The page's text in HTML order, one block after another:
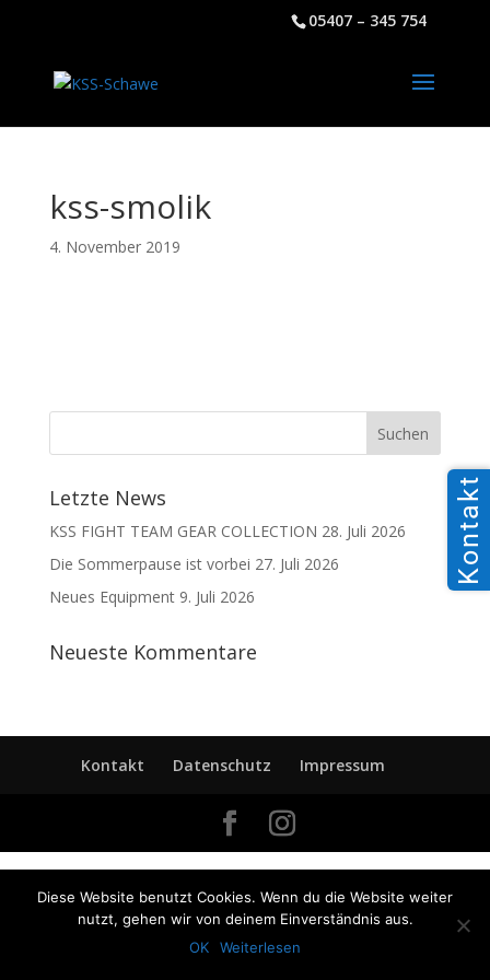
05407 – 345 754
kss-smolik
4. November 2019
Letzte News
KSS FIGHT TEAM GEAR COLLECTION 28. Juli 2026
Die Sommerpause ist vorbei 27. Juli 2026
Neues Equipment 9. Juli 2026
Neueste Kommentare
Kontakt Datenschutz Impressum
Kontakt
Diese Website benutzt Cookies. Wenn du die Website weiter
nutzt, gehen wir von deinem Einverständnis aus.
OK
Weiterlesen